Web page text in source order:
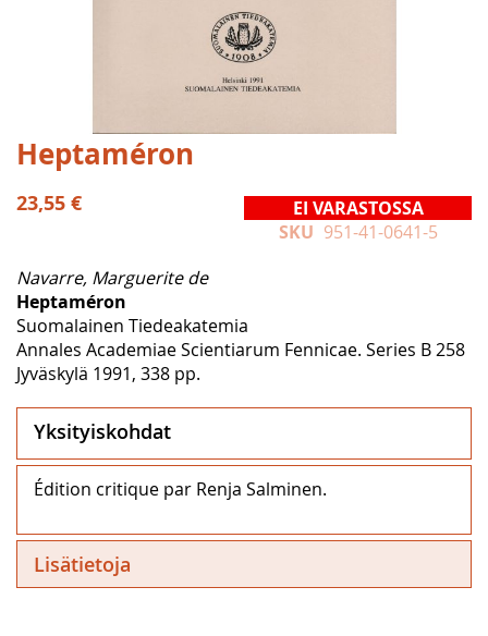
Skip
to
the
beginning
images
gallery
Heptaméron
23,55 €
EI VARASTOSSA
SKU 951-41-0641-5
Navarre, Marguerite de
Heptaméron
Suomalainen Tiedeakatemia
Annales Academiae Scientiarum Fennicae. Series B 258
Jyväskylä 1991, 338 pp.
Yksityiskohdat
Édition critique par Renja Salminen.
Lisätietoja